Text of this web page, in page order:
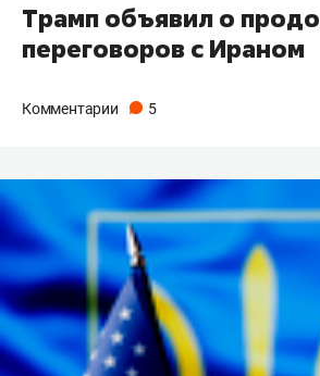
Трамп объявил о
переговоров с Ираном
Комментарии 5